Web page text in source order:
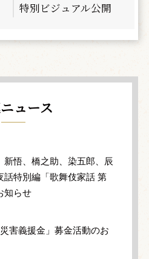
特別ビジュアル公開
ュース
新悟、橋之助、染五郎、辰
話特別編「歌舞伎家話 第
知らせ
害義援金」募金活動のお